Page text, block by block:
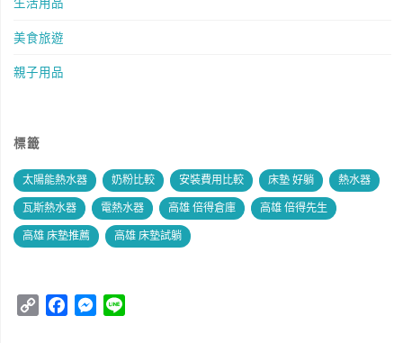
美食旅遊
親子用品
標籤
太陽能熱水器 奶粉比較 安裝費用比較 床墊 好躺 熱水器
瓦斯熱水器 電熱水器 高雄 倍得倉庫 高雄 倍得先生
高雄 床墊推薦 高雄 床墊試躺
M